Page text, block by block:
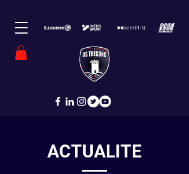
ACTUALITE